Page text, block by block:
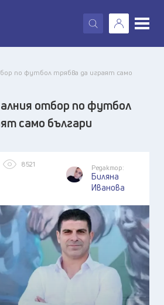
X
по футбол трябва да играят само
отбор по футбол
само българи
8521 Редактор:
Биляна
Иванова